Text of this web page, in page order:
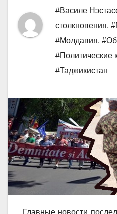
#Василе
столкновения,
#Молдавия,
#Политические
#Таджикистан